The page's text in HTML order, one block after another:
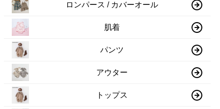
ロンパース / カバーオール
肌着
パンツ
アウター
トップス